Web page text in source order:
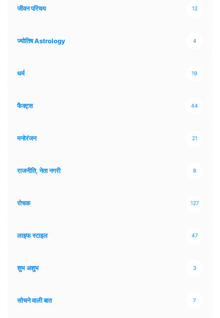
जीवन परिचय 12
ज्योतिष Astrology 4
धर्म 19
फैक्ट्स 44
मनोरंजन 21
राजनीति, नेता नगरी 8
रोचक 127
लाइफ स्टाइल 47
शुभ अशुभ 3
सोचने वाली बात 7